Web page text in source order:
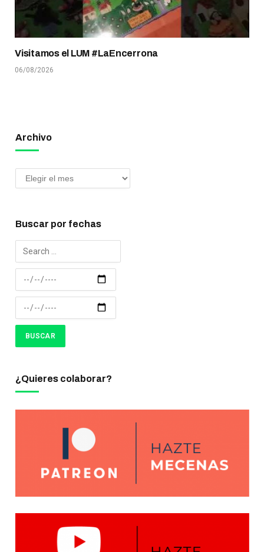
Visitamos el LUM #LaEncerrona
06/08/2026
Archivo
Buscar por fechas
¿Quieres colaborar?